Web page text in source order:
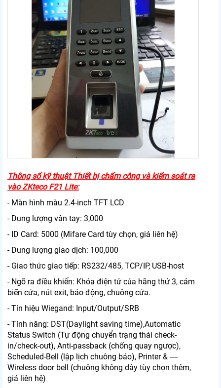
Thông số kỹ thuật Thiết bị chấm công và kiểm soát ra
vào ZKteco F21 Lite:
- Màn hình màu 2.4-inch TFT LCD
- Dung lượng vân tay: 3,000
- ID Card: 5000 (Mifare Card tùy chọn, giá liên hệ)
- Dung lượng giao dịch: 100,000
- Giao thức giao tiếp: RS232/485, TCP/IP, USB-host
- Ngõ ra điều khiển: Khóa điện tử của hãng thứ 3, cảm
biến cửa, nút exit, báo động, chuông cửa.
- Tín hiệu Wiegand: Input/Output/SRB
- Tính năng: DST(Daylight saving time),Automatic
Status Switch (Tự động chuyển trạng thái check-
in/check-out), Anti-passback (chống quay ngược),
Scheduled-Bell (lập lịch chuông báo), Printer & ----
Wireless door bell (chuông không dây tùy chọn thêm,
giá liên hệ)